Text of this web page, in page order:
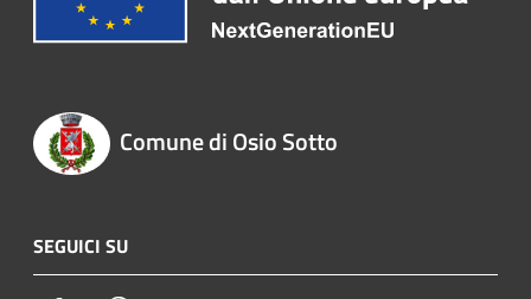
Comune di Osio Sotto
SEGUICI SU